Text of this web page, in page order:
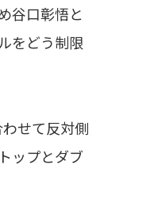
谷口彰悟と
をどう制限
せて反対側
ップとダブ